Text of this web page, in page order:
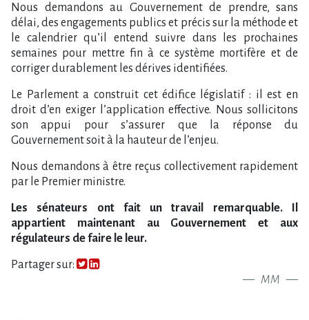
Nous demandons au Gouvernement de prendre, sans
délai, des engagements publics et précis sur la méthode et
le calendrier qu​‌’il entend suivre dans les prochaines
semaines pour mettre fin à ce système mortifère et de
corriger durablement les dérives identifiées.
Le Parlement a construit cet édifice législatif : il est en
droit d​‌’en exiger l​‌’application effective. Nous sollicitons
son appui pour s​‌’assurer que la réponse du
Gouvernement soit à la hauteur de l​‌’enjeu.
Nous demandons à être reçus collectivement rapidement
par le Premier ministre.
Les sénateurs ont fait un travail remarquable. Il
appartient maintenant au Gouvernement et aux
régulateurs de faire le leur.
Partager sur:
MM